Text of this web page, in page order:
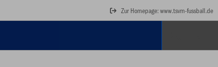
Zur Homepage: www.tsvm-fussball.de